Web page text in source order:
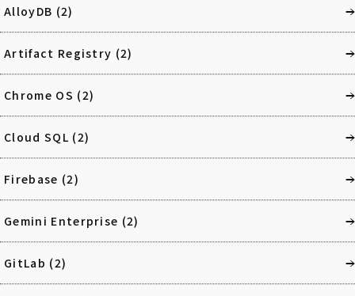
AlloyDB (2)
Artifact Registry (2)
Chrome OS (2)
Cloud SQL (2)
Firebase (2)
Gemini Enterprise (2)
GitLab (2)